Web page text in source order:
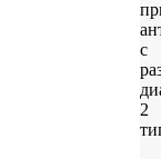
с
2